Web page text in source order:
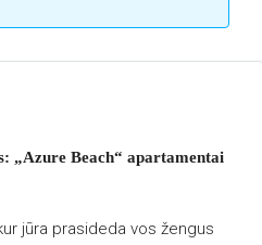
„Azure Beach“ apartamentai
jūra prasideda vos žengus